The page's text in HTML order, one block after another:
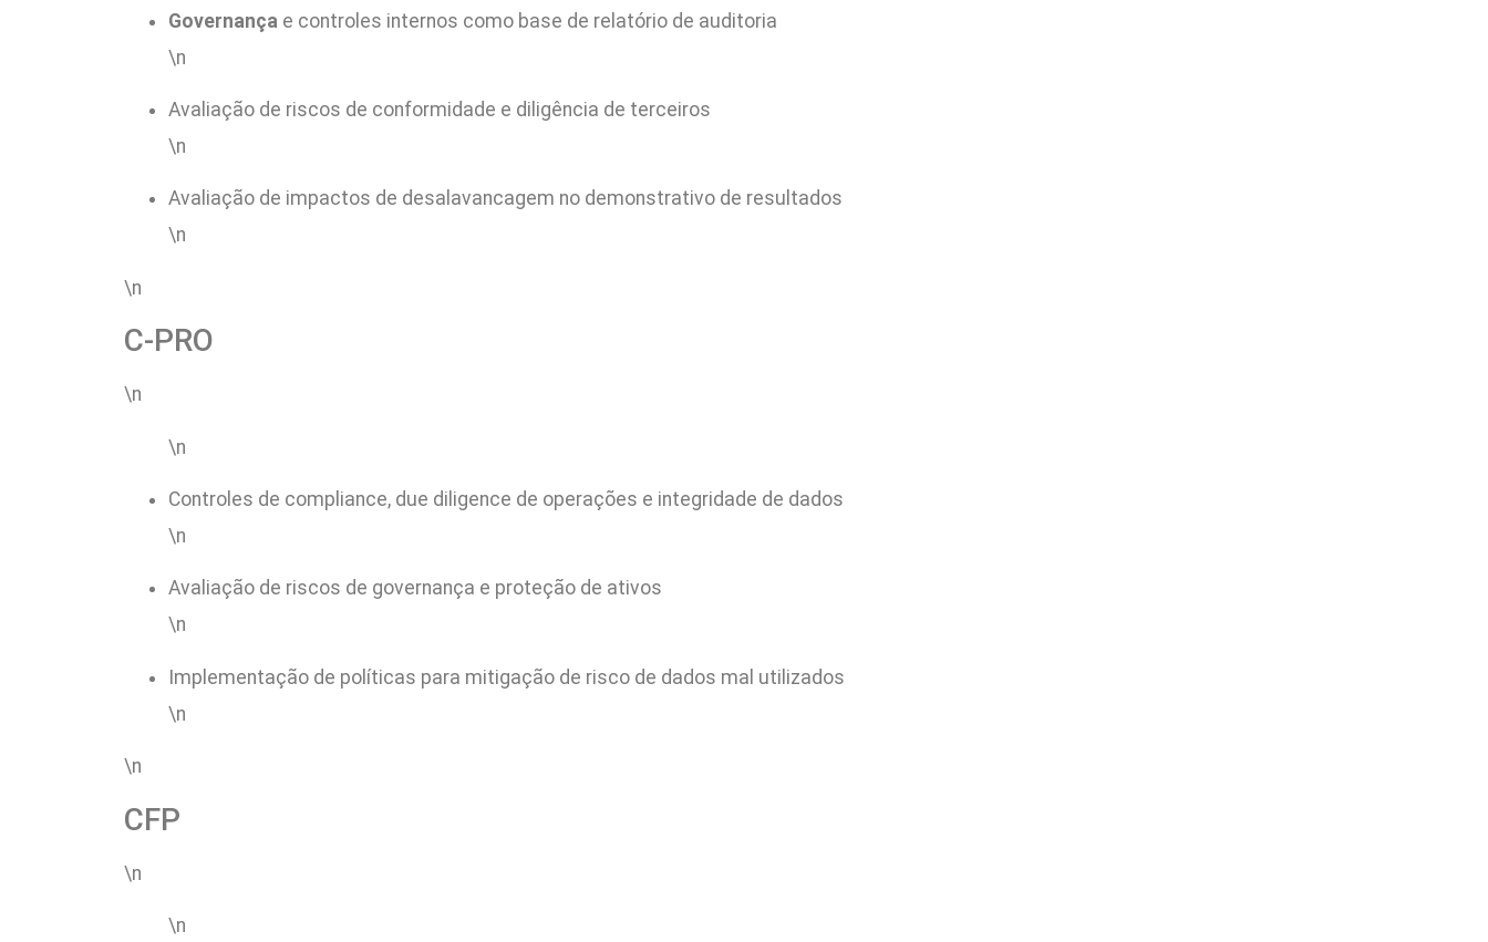
Governança e controles internos como base de relatório de auditoria
\n
Avaliação de riscos de conformidade e diligência de terceiros
\n
Avaliação de impactos de desalavancagem no demonstrativo de resultados
\n
\n
C-PRO
\n
\n
Controles de compliance, due diligence de operações e integridade de dados
\n
Avaliação de riscos de governança e proteção de ativos
\n
Implementação de políticas para mitigação de risco de dados mal utilizados
\n
\n
CFP
\n
\n